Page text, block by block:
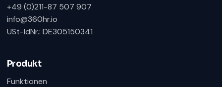
+49 (0)211-87 507 907
info@360hr.io
USt-IdNr.: DE305150341
Produkt
Funktionen
360HR Chat